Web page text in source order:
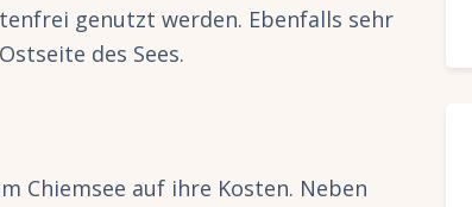
genutzt werden. Ebenfalls sehr
des Sees.
Chiemsee auf ihre Kosten. Neben